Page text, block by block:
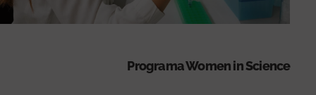
Programa Women in Science